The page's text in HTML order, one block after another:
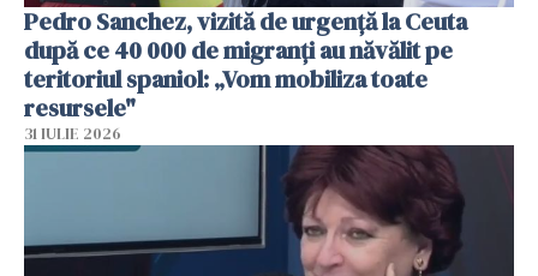
Pedro Sanchez, vizită de urgență la Ceuta
după ce 40 000 de migranți au năvălit pe
teritoriul spaniol: „Vom mobiliza toate
resursele"
31 IULIE 2026